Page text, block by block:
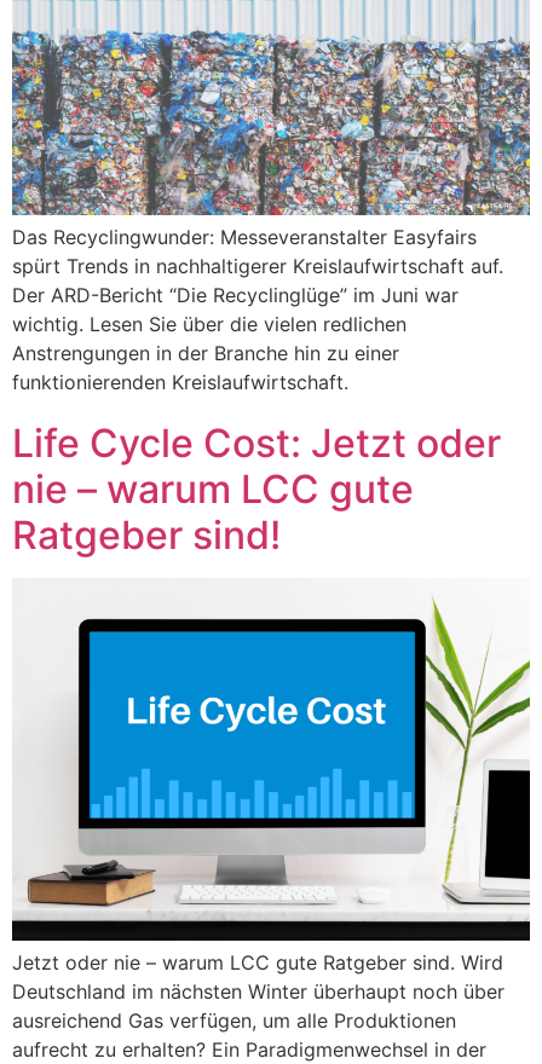
Das Recyclingwunder: Messeveranstalter Easyfairs
spürt Trends in nachhaltigerer Kreislaufwirtschaft auf.
Der ARD-Bericht “Die Recyclinglüge” im Juni war
wichtig. Lesen Sie über die vielen redlichen
Anstrengungen in der Branche hin zu einer
funktionierenden Kreislaufwirtschaft.
Life Cycle Cost: Jetzt oder
nie – warum LCC gute
Ratgeber sind!
Jetzt oder nie – warum LCC gute Ratgeber sind. Wird
Deutschland im nächsten Winter überhaupt noch über
ausreichend Gas verfügen, um alle Produktionen
aufrecht zu erhalten? Ein Paradigmenwechsel in der